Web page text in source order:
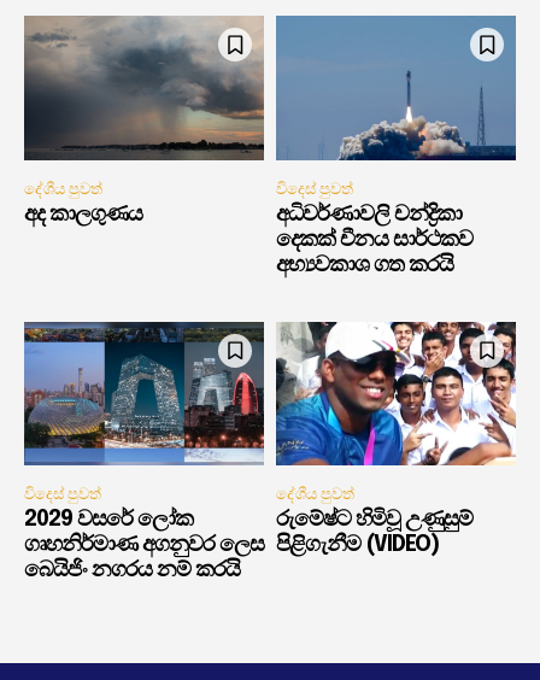
දේශීය පුවත්
අද කාලගුණය
විදෙස් පුවත්
අධිවර්ණාවලි චන්ද්‍රිකා
දෙකක් චීනය සාර්ථකව
අභ්‍යවකාශ ගත කරයි
විදෙස් පුවත්
2029 වසරේ ලෝක
ගෘහනිර්මාණ අගනුවර ලෙස
බෙයිජිං නගරය නම් කරයි
දේශීය පුවත්
රුමේෂ්ට හිමිවූ උණුසුම්
පිළිගැනීම (VIDEO)